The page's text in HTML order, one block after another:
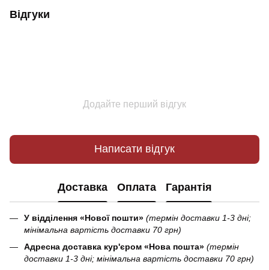
Відгуки
Додайте перший відгук
Написати відгук
Доставка Оплата Гарантія
У відділення «Нової пошти» (термін доставки 1-3 дні;
мінімальна вартість доставки 70 грн)
Адресна доставка кур'єром «Нова пошта» (термін
доставки 1-3 дні; мінімальна вартість доставки 70 грн)